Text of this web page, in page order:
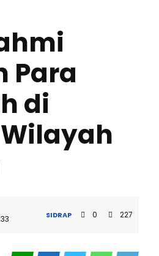
Para
di
SIDRAP 0 227